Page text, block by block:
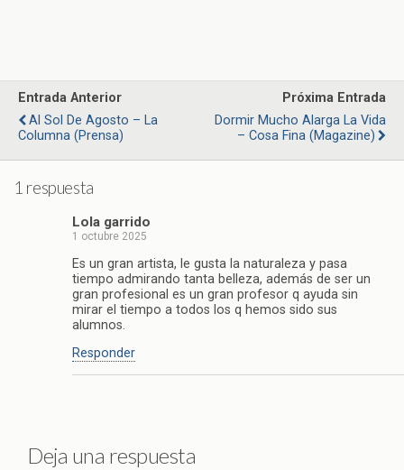
Entrada Anterior
Al Sol De Agosto – La
Columna (Prensa)
Próxima Entrada
Dormir Mucho Alarga La Vida
– Cosa Fina (Magazine)
1 respuesta
Lola garrido
1 octubre 2025
Es un gran artista, le gusta la naturaleza y pasa
tiempo admirando tanta belleza, además de ser un
gran profesional es un gran profesor q ayuda sin
mirar el tiempo a todos los q hemos sido sus
alumnos.
Responder
Deja una respuesta